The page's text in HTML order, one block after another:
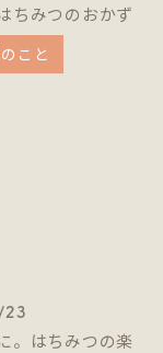
ちみつのおかず
こと
23
。はちみつの楽